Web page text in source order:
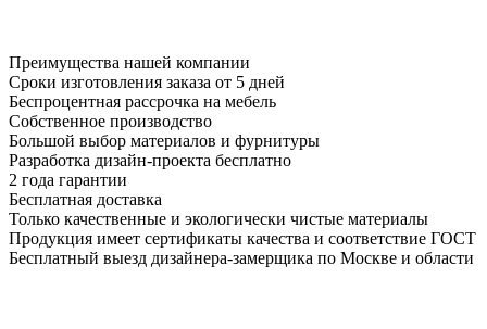
Преимущества нашей компании
Сроки изготовления заказа от 5 дней
Беспроцентная рассрочка на мебель
Собственное производство
Большой выбор материалов и фурнитуры
Разработка дизайн-проекта бесплатно
2 года гарантии
Бесплатная доставка
Только качественные и экологически чистые материалы
Продукция имеет сертификаты качества и соответствие ГОСТ
Бесплатный выезд дизайнера-замерщика по Москве и области